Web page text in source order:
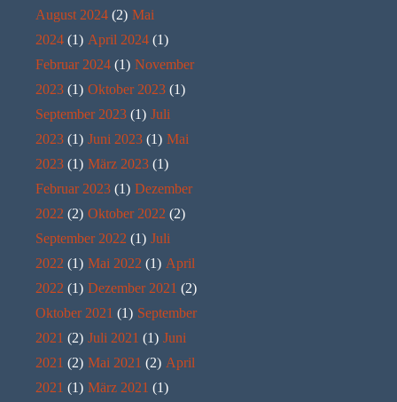
August 2024 (2) Mai
2024 (1) April 2024 (1)
Februar 2024 (1) November
2023 (1) Oktober 2023 (1)
September 2023 (1) Juli
2023 (1) Juni 2023 (1) Mai
2023 (1) März 2023 (1)
Februar 2023 (1) Dezember
2022 (2) Oktober 2022 (2)
September 2022 (1) Juli
2022 (1) Mai 2022 (1) April
2022 (1) Dezember 2021 (2)
Oktober 2021 (1) September
2021 (2) Juli 2021 (1) Juni
2021 (2) Mai 2021 (2) April
2021 (1) März 2021 (1)